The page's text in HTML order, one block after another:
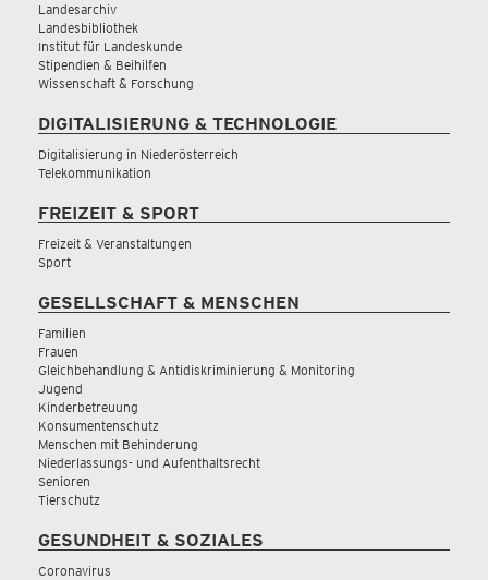
Landesarchiv
Landesbibliothek
Institut für Landeskunde
Stipendien & Beihilfen
Wissenschaft & Forschung
DIGITALISIERUNG & TECHNOLOGIE
Digitalisierung in Niederösterreich
Telekommunikation
FREIZEIT & SPORT
Freizeit & Veranstaltungen
Sport
GESELLSCHAFT & MENSCHEN
Familien
Frauen
Gleichbehandlung & Antidiskriminierung & Monitoring
Jugend
Kinderbetreuung
Konsumentenschutz
Menschen mit Behinderung
Niederlassungs- und Aufenthaltsrecht
Senioren
Tierschutz
GESUNDHEIT & SOZIALES
Coronavirus